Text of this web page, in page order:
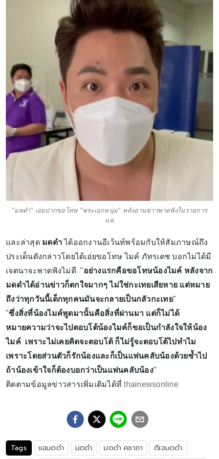
"มดดำ" เอ่ยปากขอโทษ "พระเอกหนุ่ม" หลังอ่านข่าวพาดพิงในรายการ
แฉ
และล่าสุด มดดำได้ออกงานอีเว้นท์พร้อมกับให้สัมภาษณ์ถึง
ประเด็นดังกล่าวโดยได้เอ่ยขอโทษ ไมค์ ภัทรเดช บอกไม่ได้มี
เจตนาจะพาดพิงไม่ดี "อย่างแรกคือขอโทษน้องไมค์ หลังจาก
มดดำได้อ่านข่าวก็ตกใจมากๆ ไม่ใช่กะเทยเสียหาย แต่หมาย
ถึงว่าทุกวันนี้เด็กทุกคนมันจะกลายเป็นกลัวกะเทย"
"ซึ่งสิ่งที่น้องไมค์พูดมานั้นคือสิ่งที่ผ่านมา แต่ก็ไม่ได้
หมายความว่าจะไปตอบโต้น้องไมค์ก็ขอเป็นกำลังใจให้น้อง
ไมค์ เพราะไม่เคยคิดจะตอบโต้ ก็ไม่รู้จะตอบโต้ไปทำไม
เพราะโดยส่วนตัวก็รักน้องและก็เป็นแฟนคลับน้องด้วยซ้ำไป
ถ้าน้องเข้าใจก็ต้องบอกว่าเป็นแฟนคลับน้อง"
ติดตามข้อมูลข่าวสารเพิ่มเติมได้ที่thainewsonline
Tags แฉมดดำ มดดำ มดดำ คชาภา
ดีเจมดดำ